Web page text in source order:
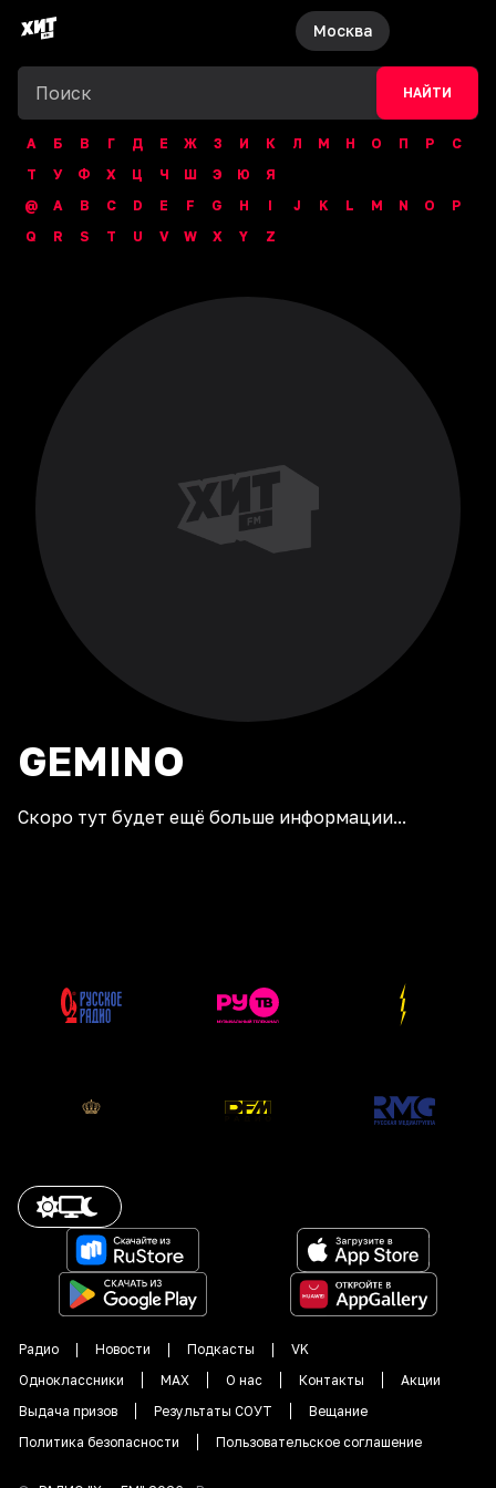
Москва
НАЙТИ
А Б В Г Д Е Ж З И К Л М Н О П Р
С
Т
У Ф Х Ц Ч Ш Э Ю
Я
@
A B C D E F G H I J K L M N O
P
Q
R S T U V W X Y Z
GEMINO
Скоро тут будет ещё больше информации...
Радио Новости Подкасты
VK
Одноклассники
MAX О нас Контакты
Акции
Выдача призов
Результаты СОУТ
Вещание
Политика безопасности
Пользовательское соглашение